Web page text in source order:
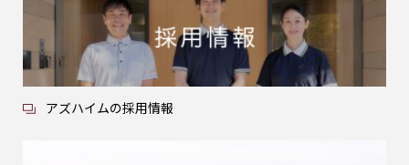
アズハイムの採用情報